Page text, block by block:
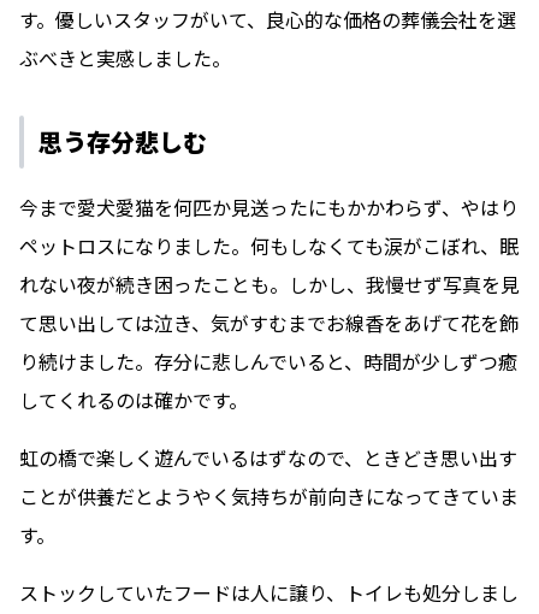
す。優しいスタッフがいて、良心的な価格の葬儀会社を選
ぶべきと実感しました。
思う存分悲しむ
今まで愛犬愛猫を何匹か見送ったにもかかわらず、やはり
ペットロスになりました。何もしなくても涙がこぼれ、眠
れない夜が続き困ったことも。しかし、我慢せず写真を見
て思い出しては泣き、気がすむまでお線香をあげて花を飾
り続けました。存分に悲しんでいると、時間が少しずつ癒
してくれるのは確かです。
虹の橋で楽しく遊んでいるはずなので、ときどき思い出す
ことが供養だとようやく気持ちが前向きになってきていま
す。
ストックしていたフードは人に譲り、トイレも処分しまし